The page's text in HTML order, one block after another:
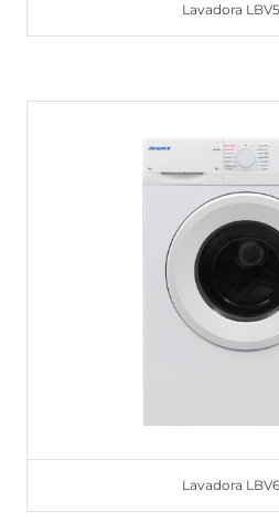
Lavadora
Lavadora